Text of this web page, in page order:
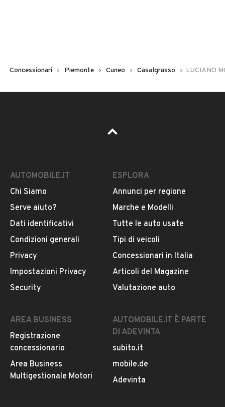
Concessionari Piemonte Cuneo Casalgrasso LUCIANO
AUTOMOBILE.IT
Chi Siamo
Serve aiuto?
Dati identificativi
Condizioni generali
Privacy
Impostazioni Privacy
Security
ESPLORA
Annunci per regione
Marche e Modelli
Tutte le auto usate
Tipi di veicoli
Concessionari in Italia
Articoli del Magazine
Valutazione auto
AREA BUSINESS
Registrazione
concessionario
Area Business
Multigestionale Motori
AUTOMOBILE.IT È PARTE
DI ADEVINTA
subito.it
mobile.de
Adevinta